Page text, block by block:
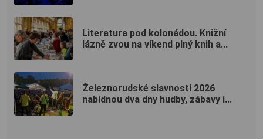
Literatura pod kolonádou. Knižní
lázně zvou na víkend plný knih a...
Železnorudské slavnosti 2026
nabídnou dva dny hudby, zábavy i...